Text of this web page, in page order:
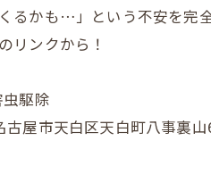
るかも…」という不安を完
リンクから！
駆除
古屋市天白区天白町八事裏